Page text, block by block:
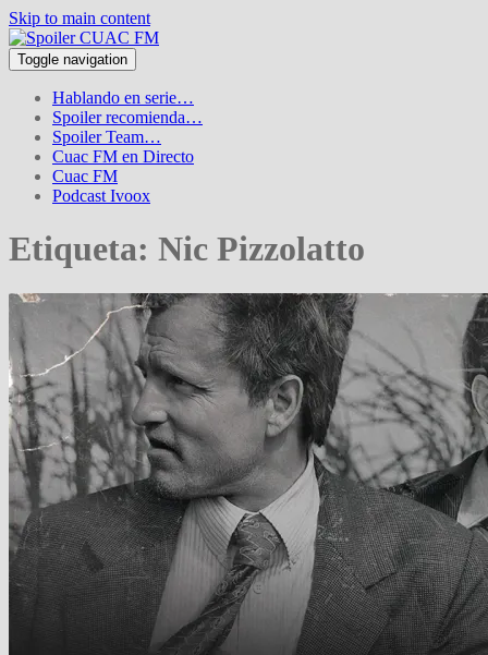
Skip to main content
Toggle navigation
Hablando en serie…
Spoiler recomienda…
Spoiler Team…
Cuac FM en Directo
Cuac FM
Podcast Ivoox
Etiqueta: Nic Pizzolatto